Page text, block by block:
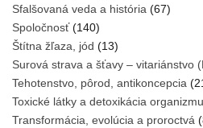
Sfalšovaná veda a história (67)
Spoločnosť(140)
Štítna žľaza, jód (13)
Surová strava a šťavy – vitariánstvo
Tehotenstvo, pôrod, antikoncepcia
Toxické látky a detoxikácia organizmu
Transformácia, evolúcia a proroctvá